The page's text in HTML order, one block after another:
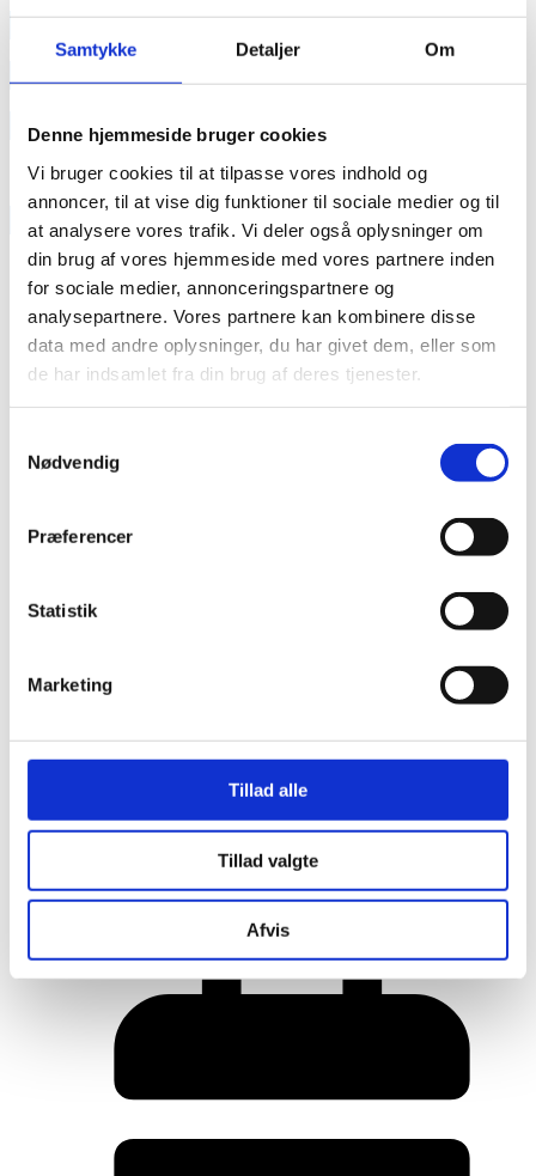
Samtykke Detaljer Om
Denne hjemmeside bruger cookies
Vi bruger cookies til at tilpasse vores indhold og
annoncer, til at vise dig funktioner til sociale medier og til
at analysere vores trafik. Vi deler også oplysninger om
din brug af vores hjemmeside med vores partnere inden
for sociale medier, annonceringspartnere og
analysepartnere. Vores partnere kan kombinere disse
data med andre oplysninger, du har givet dem, eller som
de har indsamlet fra din brug af deres tjenester.
Nødvendig
Præferencer
Statistik
Marketing
Tillad alle
Tillad valgte
Afvis
annonce
annonce
Like us
RAINBOW BUSINESS DENMARK
Her er alle vinderne fra årets Danish
Rainbow Awards